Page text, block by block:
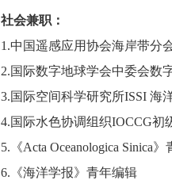
社会兼职：
1.中国遥感应用协会海岸带分
2.国际数字地球学会中委会数
3.国际空间科学研究所ISSI 海
4.国际水色协调组织IOCCG初
5.《Acta Oceanologica Sinica
6.《海洋学报》青年编辑